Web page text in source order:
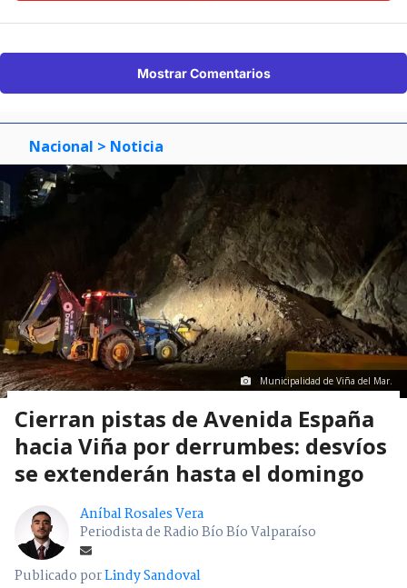
Mostrar Comentarios
Nacional > Noticia
Municipalidad de Viña del Mar.
Cierran pistas de Avenida España
hacia Viña por derrumbes: desvíos
se extenderán hasta el domingo
Aníbal Rosales Vera
Periodista de Radio Bío Bío Valparaíso
Publicado porLindy Sandoval